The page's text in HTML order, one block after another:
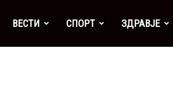
ВЕСТИ СПОРТ ЗДРАВЈЕ